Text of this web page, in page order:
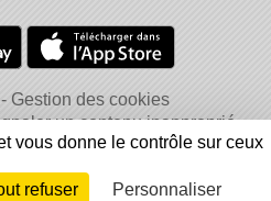
Gestion des cookies
un contenu inapproprié
Connexion
vous donne le contrôle sur ceux
refuser Personnaliser